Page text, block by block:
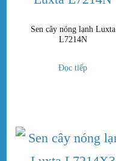
Sen cây nóng lạnh Luxta
L7214N
Đọc tiếp